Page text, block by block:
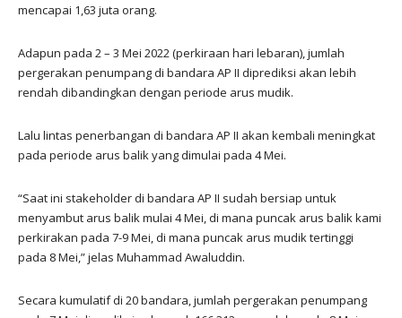
mencapai 1,63 juta orang.
Adapun pada 2 – 3 Mei 2022 (perkiraan hari lebaran), jumlah
pergerakan penumpang di bandara AP II diprediksi akan lebih
rendah dibandingkan dengan periode arus mudik.
Lalu lintas penerbangan di bandara AP II akan kembali meningkat
pada periode arus balik yang dimulai pada 4 Mei.
“Saat ini stakeholder di bandara AP II sudah bersiap untuk
menyambut arus balik mulai 4 Mei, di mana puncak arus balik kami
perkirakan pada 7-9 Mei, di mana puncak arus mudik tertinggi
pada 8 Mei,” jelas Muhammad Awaluddin.
Secara kumulatif di 20 bandara, jumlah pergerakan penumpang